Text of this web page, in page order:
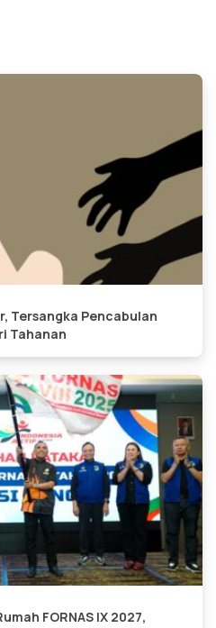
Tersangka Pencabulan
Tahanan
FORNAS IX 2027,